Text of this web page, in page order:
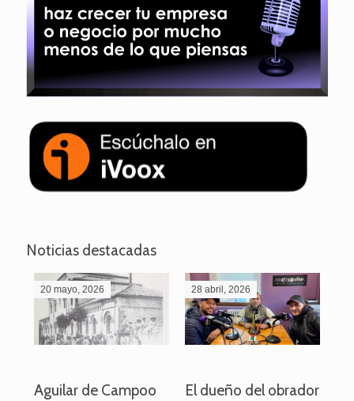
Noticias destacadas
20 mayo, 2026
Aguilar de Campoo
28 abril, 2026
El dueño del obrador